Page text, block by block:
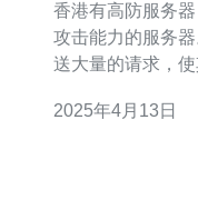
香港有高防服务器 高防服务器是一种具备强大的抗DDoS
攻击能力的服务
送大量的请求，
的目标，因此拥
2025年4月13日